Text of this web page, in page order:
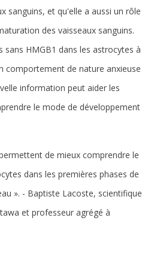
sanguins, et qu'elle a aussi un rôle
des vaisseaux sanguins.
HMGB1 dans les astrocytes à
comportement de nature anxieuse
information peut aider les
le mode de développement
de mieux comprendre le
dans les premières phases de
». - Baptiste Lacoste, scientifique
et professeur agrégé à